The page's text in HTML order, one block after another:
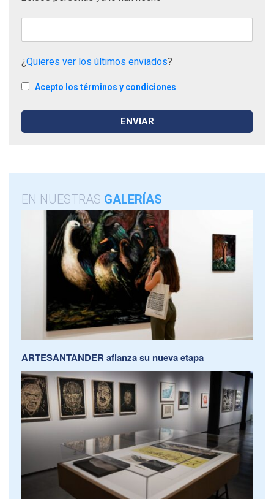
¿Quieres ver los últimos enviados?
Acepto los términos y condiciones
EN NUESTRAS GALERÍAS
ARTESANTANDER afianza su nueva etapa